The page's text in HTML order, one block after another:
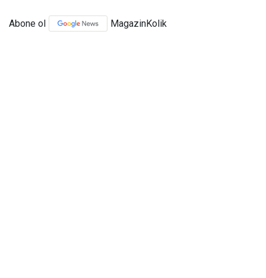
Abone ol MagazinKolik